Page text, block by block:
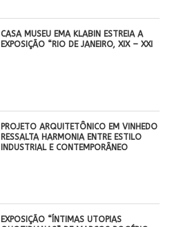
CASA MUSEU EMA KLABIN ESTREIA A
EXPOSIÇÃO “RIO DE JANEIRO, XIX – XXI
PROJETO ARQUITETÔNICO EM VINHEDO
RESSALTA HARMONIA ENTRE ESTILO
INDUSTRIAL E CONTEMPORÂNEO
EXPOSIÇÃO “ÍNTIMAS UTOPIAS